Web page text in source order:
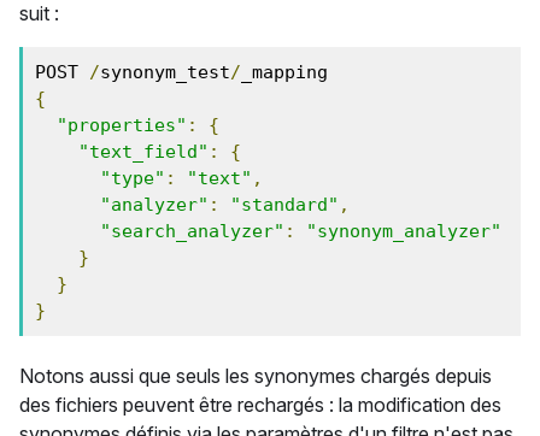
suit :
POST /synonym_test/
{
"properties" :
{
"text_field" :
{
"type" : "text" ,
"analyzer" : "standard" ,
"search_analyzer" :
"synonym_analyzer"
}
}
}
Notons aussi que seuls les synonymes chargés depuis
des fichiers peuvent être rechargés : la modification des